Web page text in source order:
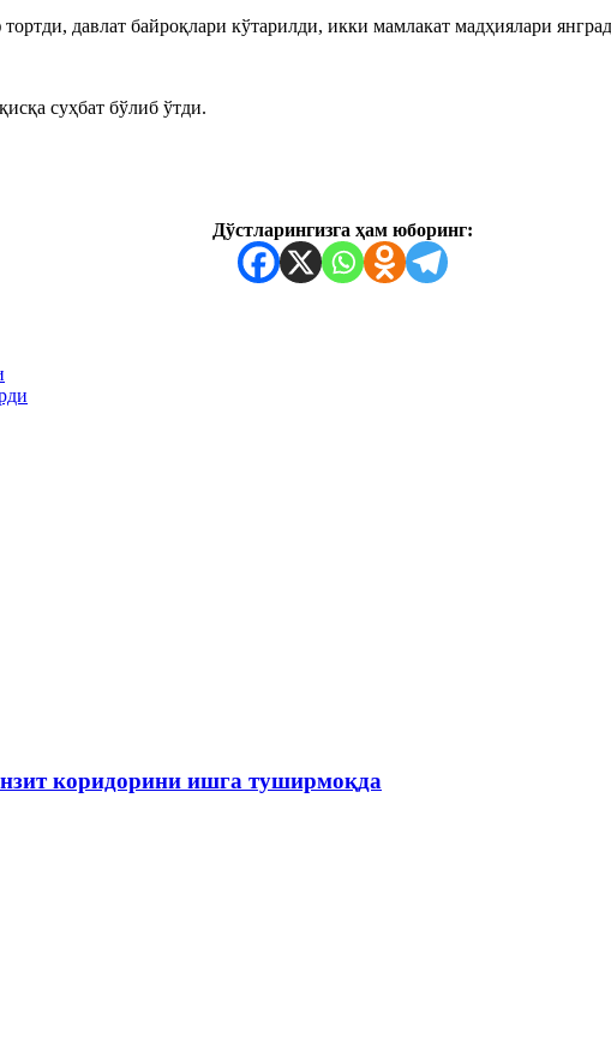
давлат байроқлари кўтарилди, икки мамлакат мадҳиялари
суҳбат бўлиб ўтди.
Дўстларингизга ҳам юборинг:
коридорини ишга туширмоқда